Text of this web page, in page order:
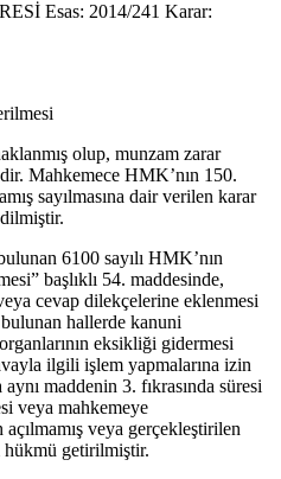
Esas: 2014/241 Karar:
olup, munzam zarar
Mahkemece HMK’nın 150.
sayılmasına dair verilen karar
6100 sayılı HMK’nın
başlıklı 54. maddesinde,
cevap dilekçelerine eklenmesi
hallerde kanuni
eksikliği gidermesi
ilgili işlem yapmalarına izin
maddenin 3. fıkrasında süresi
veya mahkemeye
veya gerçekleştirilen
hükmü getirilmiştir.